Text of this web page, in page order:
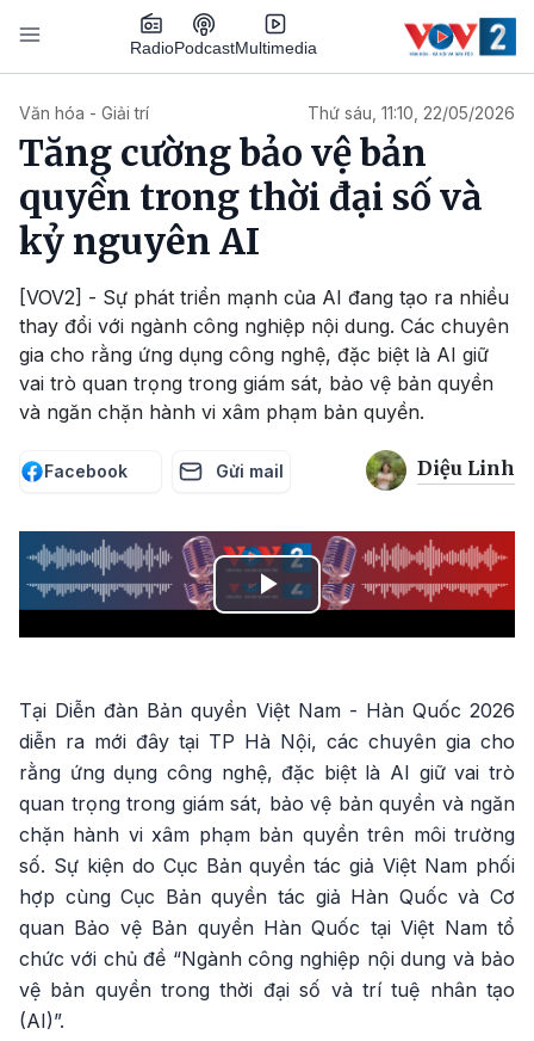
Nhảy đến nội dung
RadioPodcastMultimedia
Văn hóa - Giải trí Thứ sáu, 11:10, 22/05/2026
Tăng cường bảo vệ bản
quyền trong thời đại số và
kỷ nguyên AI
[VOV2] - Sự phát triển mạnh của AI đang tạo ra nhiều
thay đổi với ngành công nghiệp nội dung. Các chuyên
gia cho rằng ứng dụng công nghệ, đặc biệt là AI giữ
vai trò quan trọng trong giám sát, bảo vệ bản quyền
và ngăn chặn hành vi xâm phạm bản quyền.
Facebook Gửi mail Diệu Linh
Play
Tại Diễn đàn Bản quyền Việt Nam - Hàn Quốc 2026
diễn ra mới đây tại TP Hà Nội, các chuyên gia cho
rằng ứng dụng công nghệ, đặc biệt là AI giữ vai trò
quan trọng trong giám sát, bảo vệ bản quyền và ngăn
chặn hành vi xâm phạm bản quyền trên môi trường
số. Sự kiện do Cục Bản quyền tác giả Việt Nam phối
hợp cùng Cục Bản quyền tác giả Hàn Quốc và Cơ
quan Bảo vệ Bản quyền Hàn Quốc tại Việt Nam tổ
chức với chủ đề “Ngành công nghiệp nội dung và bảo
vệ bản quyền trong thời đại số và trí tuệ nhân tạo
(AI)”.